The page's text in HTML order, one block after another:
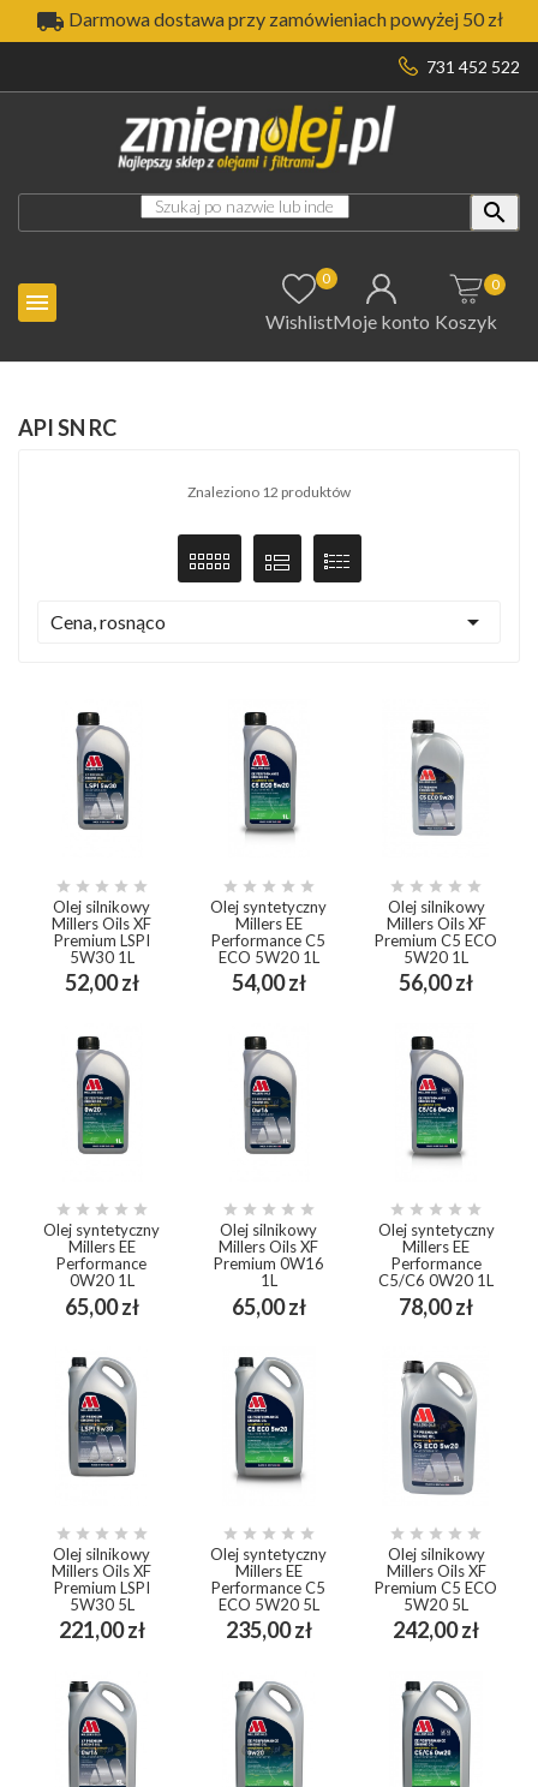
 Darmowa dostawa przy zamówieniach powyżej 50 zł
731 452 522


0
WishlistMoje konto Koszyk
0
API SN RC
Znaleziono 12 produktów
Cena, rosnąco 
    
Olej silnikowy
Millers Oils XF
Premium LSPI
5W30 1L
52,00 złCena
    
Olej syntetyczny
Millers EE
Performance C5
ECO 5W20 1L
54,00 złCena
    
Olej silnikowy
Millers Oils XF
Premium C5 ECO
5W20 1L
56,00 złCena
    
Olej syntetyczny
Millers EE
Performance
0W20 1L
65,00 złCena
    
Olej silnikowy
Millers Oils XF
Premium 0W16
1L
65,00 złCena
    
Olej syntetyczny
Millers EE
Performance
C5/C6 0W20 1L
78,00 złCena
    
Olej silnikowy
Millers Oils XF
Premium LSPI
5W30 5L
221,00 złCena
    
Olej syntetyczny
Millers EE
Performance C5
ECO 5W20 5L
235,00 złCena
    
Olej silnikowy
Millers Oils XF
Premium C5 ECO
5W20 5L
242,00 złCena